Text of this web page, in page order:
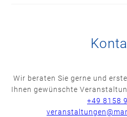
Wir beraten Sie gerne und
Ihnen gewünschte
+49 8158